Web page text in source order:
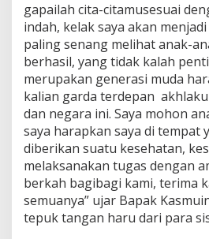
gapailah cita-citamusesuai
indah, kelak saya akan
paling senang melihat anak-
berhasil, yang tidak kalah
merupakan generasi muda
kalian garda terdepan
dan negara ini. Saya mohon
saya harapkan saya di tempat
diberikan suatu kesehatan,
melaksanakan tugas dengan
berkah bagibagi kami, terima
semuanya” ujar Bapak
tepuk tangan haru dari para